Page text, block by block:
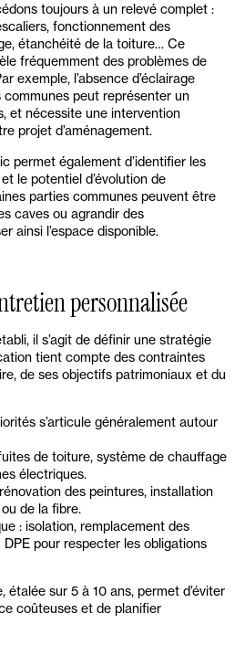
toujours à un relevé complet :
fonctionnement des
étanchéité de la toiture… Ce
fréquemment des problèmes de
exemple, l’absence d’éclairage
peut représenter un
et nécessite une intervention
projet d’aménagement.
permet également d’identifier les
le potentiel d’évolution de
parties communes peuvent être
caves ou agrandir des
ainsi l’espace disponible.
personnalisée
il s’agit de définir une stratégie
tient compte des contraintes
de ses objectifs patrimoniaux et du
s’articule généralement autour
de toiture, système de chauffage
électriques.
des peintures, installation
de la fibre.
: isolation, remplacement des
pour respecter les obligations
sur 5 à 10 ans, permet d’éviter
coûteuses et de planifier